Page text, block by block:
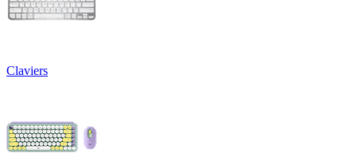
Claviers